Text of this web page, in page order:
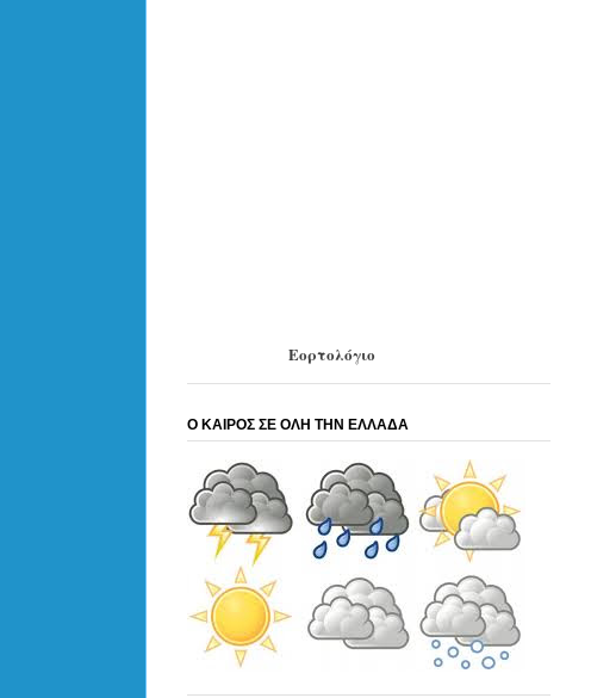
Εορτολόγιο
Ο ΚΑΙΡΟΣ ΣΕ ΟΛΗ ΤΗΝ ΕΛΛΑΔΑ